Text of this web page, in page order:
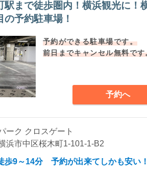
駅まで徒歩圏内！横浜観光に！
予約駐車場！
予約ができる駐車場です。
前日までキャンセル無料です
予約へ
ーク クロスゲート
浜市中区桜木町1-101-1-B2
9～14分 予約が出来てしかも安い！